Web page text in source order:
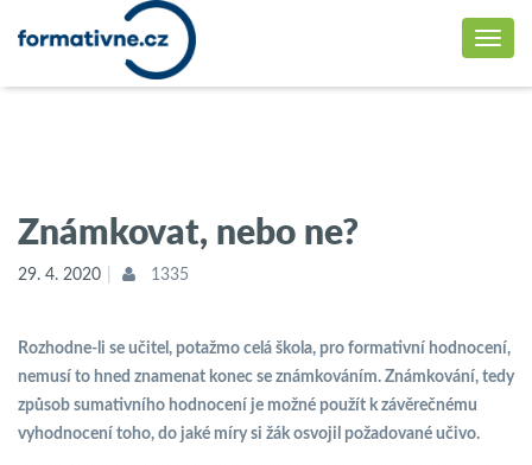
Známkovat, nebo ne?
29. 4. 2020 1335
Rozhodne-li se učitel, potažmo celá škola, pro formativní hodnocení,
nemusí to hned znamenat konec se známkováním. Známkování, tedy
způsob sumativního hodnocení je možné použít k závěrečnému
vyhodnocení toho, do jaké míry si žák osvojil požadované učivo.